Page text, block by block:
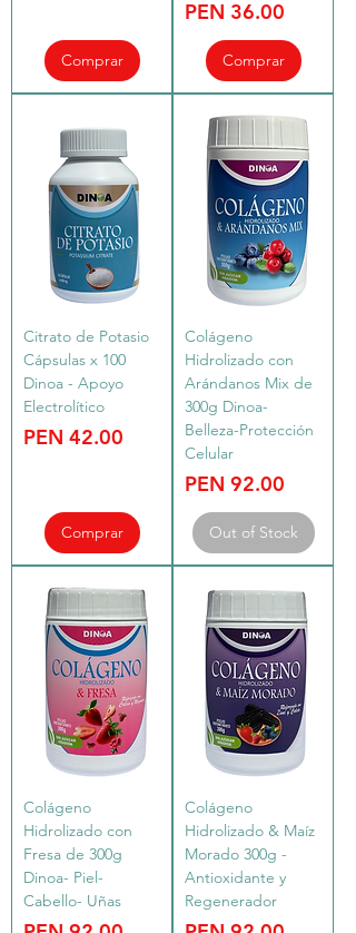
Comprar
Price
PEN 36.00
Comprar
Citrato de Potasio
Cápsulas x 100
Dinoa - Apoyo
Electrolítico
Price
PEN 42.00
Comprar
Colágeno
Hidrolizado con
Arándanos Mix de
300g Dinoa-
Belleza-Protección
Celular
Price
PEN 92.00
Out of Stock
Colágeno
Hidrolizado con
Fresa de 300g
Dinoa- Piel-
Cabello- Uñas
Colágeno
Hidrolizado & Maíz
Morado 300g -
Antioxidante y
Regenerador